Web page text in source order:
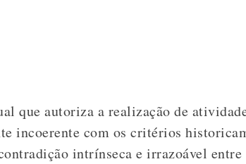
que autoriza a realização de
incoerente com os critérios
intrínseca e irrazoável entre